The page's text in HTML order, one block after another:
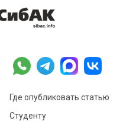
Где опубликовать статью
Студенту